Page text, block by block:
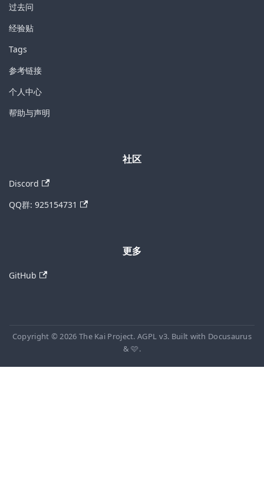
过去问
经验贴
Tags
参考链接
个人中心
帮助与声明
社区
Discord
QQ群: 925154731
更多
GitHub
Copyright © 2026 The Kai Project. AGPL v3. Built with Docusaurus
& 🩷.